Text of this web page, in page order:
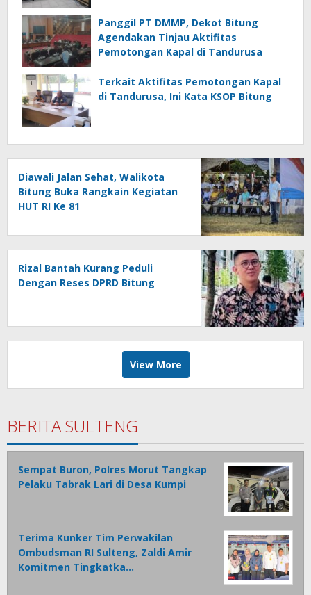
Panggil PT DMMP, Dekot Bitung
Agendakan Tinjau Aktifitas
Pemotongan Kapal di Tandurusa
Terkait Aktifitas Pemotongan Kapal
di Tandurusa, Ini Kata KSOP Bitung
Diawali Jalan Sehat, Walikota
Bitung Buka Rangkain Kegiatan
HUT RI Ke 81
Rizal Bantah Kurang Peduli
Dengan Reses DPRD Bitung
View More
BERITA SULTENG
Sempat Buron, Polres Morut Tangkap
Pelaku Tabrak Lari di Desa Kumpi
Terima Kunker Tim Perwakilan
Ombudsman RI Sulteng, Zaldi Amir
Komitmen Tingkatka…